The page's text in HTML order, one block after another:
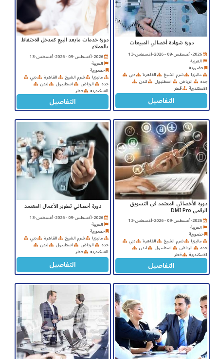
دورة شهادة أخصائي المبيعات
2026-أغسطس-09 - 2026-أغسطس-13
العربية
حضورية
ماليزيا شرم الشيخ القاهرة دبي
جده الرياض اسطنبول لندن
الاسكندرية قطر
التفاصيل
دورة خدمات مابعد البيع كمدخل للاحتفاظ
بالعملاء
2026-أغسطس-09 - 2026-أغسطس-13
العربية
حضورية
ماليزيا شرم الشيخ القاهرة دبي
جده الرياض اسطنبول لندن
الاسكندرية قطر
التفاصيل
دورة الأخصائي المعتمد في التسويق
الرقمي DMI Pro
2026-أغسطس-09 - 2026-أغسطس-13
العربية
حضورية
ماليزيا شرم الشيخ القاهرة دبي
جده الرياض اسطنبول لندن
الاسكندرية قطر
التفاصيل
دورة أخصائي تطوير الأعمال المعتمد
2026-أغسطس-09 - 2026-أغسطس-13
العربية
حضورية
ماليزيا شرم الشيخ القاهرة دبي
جده الرياض اسطنبول لندن
الاسكندرية قطر
التفاصيل